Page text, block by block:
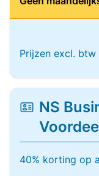
Prijzen excl. btw
NS
40% korting op